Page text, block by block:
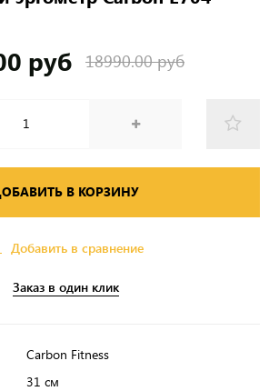
руб 18990.00 руб
В КОРЗИНУ
Добавить в сравнение
Заказ в один клик
Carbon Fitness
31 см